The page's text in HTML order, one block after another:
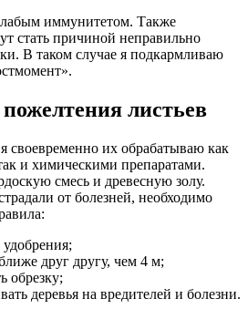
иммунитетом. Также
стать причиной неправильно
В таком случае я подкармливаю
листьев
своевременно их обрабатываю как
и химическими препаратами.
смесь и древесную золу.
от болезней, необходимо
друг другу, чем 4 м;
обрезку;
деревья на вредителей и болезни.